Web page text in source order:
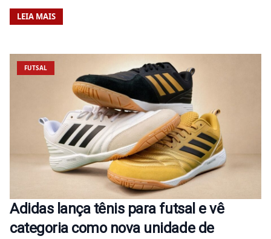
LEIA MAIS
FUTSAL
Adidas lança tênis para futsal e vê
categoria como nova unidade de